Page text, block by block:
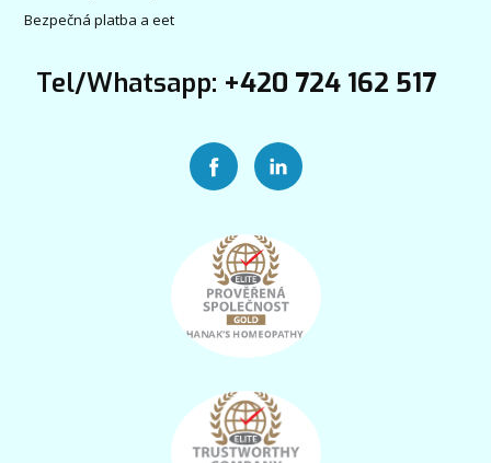
Bezpečná platba a eet
Tel/Whatsapp: +420 724 162 517